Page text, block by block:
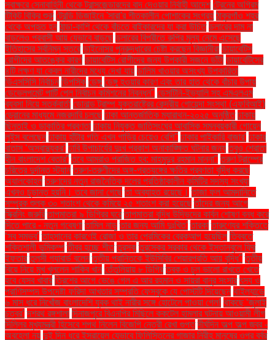
স্বাক্ষরে সেনাবাহিনী থেকে ট্রান্সজেন্ডারদের বাদ দেওয়ার নির্বাহী আদেশ ট্রেনের অগ্রিম
টিকিট বিক্রি শুরু ট্রেন্ডি ডিজাইনে 'সারা'র শীতকালীন পোশাকের সংগ্রহ ঠাকুরগাঁও শহর
থেকে অপহৃত হন ঠান্ডা-কাশি থেকে বাঁচতে বাইকারদের যা করা উচিত ডলারের দাম না
বাড়লেও প্রবাসী আয় যেভাবে বাড়ছে ডলারের বিপরীতে রুপির মূল্য নেমে এসেছে
ইতিহাসের সর্বনিম্ন স্তরে ডাইনোসর পুনরুদ্ধারের চেষ্টা করছেন বিজ্ঞানীরা ডায়াবেটিস
রোগীদের আতঙ্কের কারণ ডায়াবেটিস রোগীদের জন্য উপকারী সজনে ডাঁটা ডায়াবেটিসের
৪টি লক্ষণ যা কেবল নারীদের মধ্যে দেখা যায় ডালিম খাওয়ার অসংখ্য উপকারিতা
ডিএসসিসি নির্বাচন ডিপসিক ডেঙ্গু ডেঙ্গু হওয়ার কারণ এবং তার হাত থেকে বাঁচার উপায়
ডেভেলপমেন্ট পার্টি পেল নির্বাচন কমিশনের নিবন্ধন" ডেসটিনি-ইভ্যালি সহ এমএলএম
ব্যবসা নিয়ে সতর্কবার্তা ডোনাল্ড ট্রাম্প যুক্তরাষ্ট্রের কেন্দ্রীয় গোয়েন্দা সংস্থা (এফবিআই)
ড্রোনের মাধ্যমে নজরদারি চলছে ঢাকা আন্তর্জাতিক ম্যারাথন-২০২৫ অনুষ্ঠিত ঢাকায়
ছিনতাই ও ডাকাতির প্রবণতা ঢাকায় নিযুক্ত জাতিসংঘের আবাসিক সমন্বয়কারী গোয়েন
লুইস বলেছেন ঢাকায় হাঁটার গতি এখন গাড়ির চেয়েও বেশি'' ঢাকার পাইকারি বাজার' ঢাকার
বাতাস ‘অস্বাস্থ্যকর’ ঢাবি উপাচার্যের দুঃখ প্রকাশ অনাকাঙ্ক্ষিত ঘটনার জন্য তবুও শ্রোতা
হীন বাংলাদেশ বেতার” তবে আমরাও পরাজিত হব: মাহমুদুর রহমান মান্না" তরুণ ট্রাম্পের
চরিত্রে দুর্দান্ত স্ট্যান তরুণ-তরুণীদের অঙ্গ-প্রত্যঙ্গের ক্ষতির প্রবণতা বৃদ্ধি করছে
অ্যালকোহল তরুণদের নতুন রাজনৈতিক দলের প্রতিষ্ঠাকালীন কমিটির সদস্য সংখ্যা
এখনও চূড়ান্ত হয়নি। তবে জানা গেছে তা অব্যাহত রয়েছে। তাজা ফল আমদানিতে
সম্পূরক শুল্ক ৩০ শতাংশ থেকে কমিয়ে ২৫ শতাংশ করা হয়েছে তাঁদের জন্য আগে
স্ক্রিনিং জরুরি তাপমাত্রা ৯ ডিগ্রির ঘরে তাপমাত্রা বৃদ্ধি উদ্ভিদের কার্বন শোষণ বন্ধ করে
দিতে পারে - নতুন গবেষণা তামিল নাড়ু তার জন্য আমি দুঃখিত' তারকা তারুণ্যের শক্তিতে
‘সব সম্ভব’ তাহসানের কারণেই রোজা ও তার প্রেমিকের ব্রেকআপ হয়েছিল তিব্বতে
শক্তিশালী ভূমিকম্প তীব্র হচ্ছে শীত তুরস্ক তুরস্কের সরকার থেকে ইস্তানবুলে ফ্রি
ইফতার তুলসী গ্যাবার্ড বলেন তৃতীয় প্রান্তিকে ইউসিবির শেয়ারপ্রতি আয় বৃদ্ধি" তৃতীয়
বিয়ে নিয়ে মুখ খুললেন শাকিব খান তেঁতুলিয়ায় ৮ ডিগ্রি ত্বক ও চুল ভালো রাখতে খেতে
হবে যেসব খাবার ত্রিশের আগে ভেঙে গেল এ আর রহমান ও সায়রা বানুর সংসার ৎস্য ও
প্রাণিসম্পদ উপদেষ্টা ফরিদা আখতার সম্প্রতি ফেসবুকে যে পোস্টটি দিয়েছেন থাইল্যান্ডে
৬ মাস ধরে নিখোঁজ বাংলাদেশি যুবক থাই নারীর সঙ্গে হোটেলে পাওয়া গেল! থাকছে ‘জুলাই
চত্বর’ দশরথ রঙ্গশালা দিনাজপুরে বিএনপির মিছিলে ককটেল হামলার ঘটনায় আওয়ামী লীগ
দিল্লির মুখ্যমন্ত্রী হিসেবে শপথ নিলেন বিজেপি নেত্রী রেখা গুপ্ত দীর্ঘদিন অল্প অল্প জ্বর -
অবহেলা নয় দুই দিন ধরে ইসরায়েল যেভাবে ফিলিস্তিনের গাজার নিরীহ মানুষের ওপর বর্বর